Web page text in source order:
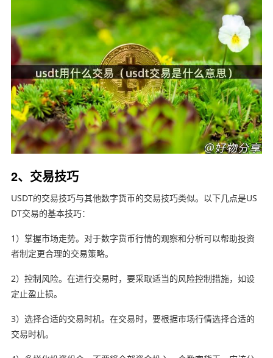
2、交易技巧
USDT的交易技巧与其他数字货币的交易技巧类似。以下几点是US
DT交易的基本技巧：
1）掌握市场走势。对于数字货币行情的观察和分析可以帮助投资
者制定更合理的交易策略。
2）控制风险。在进行交易时，要采取适当的风险控制措施，如设
定止盈止损。
3）选择合适的交易时机。在交易时，要根据市场行情选择合适的
交易时机。